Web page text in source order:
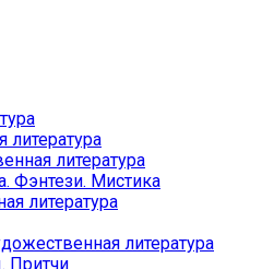
литература
литература
Фэнтези. Мистика
литература
литература
Притчи